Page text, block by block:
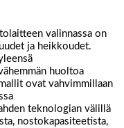
valinnassa on
ja heikkoudet.
huoltoa
ovat vahvimmillaan
teknologian välillä
nostokapasiteetista,